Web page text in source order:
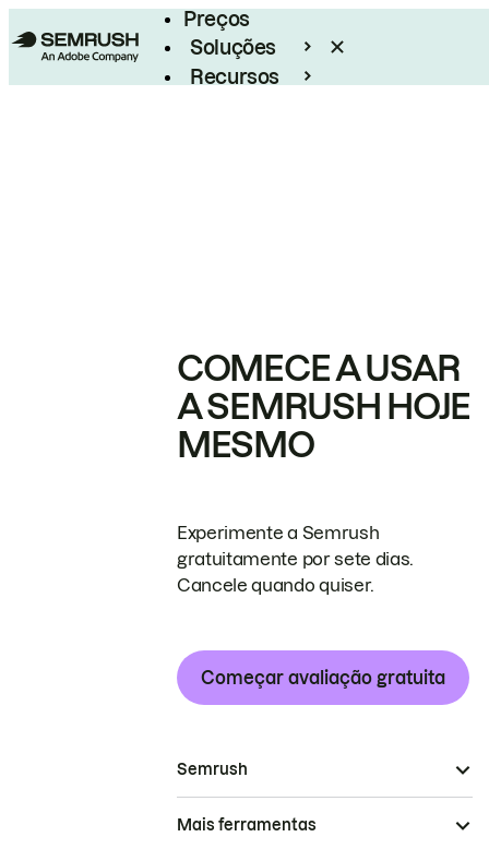
Preços
Soluções
Recursos
COMECE A USAR
A SEMRUSH HOJE
MESMO
Experimente a Semrush
gratuitamente por sete dias.
Cancele quando quiser.
Começar avaliação gratuita
Semrush
Mais ferramentas